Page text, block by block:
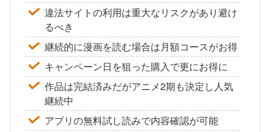
違法サイトの利用は重大なリスクがあり避け
るべき
継続的に漫画を読む場合は月額コースがお得
キャンペーン日を狙った購入で更にお得に
作品は完結済みだがアニメ2期も決定し人気
継続中
アプリの無料試し読みで内容確認が可能